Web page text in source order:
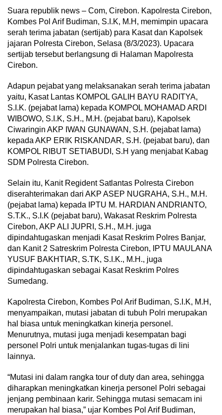
Suara republik news – Com, Cirebon. Kapolresta Cirebon,
Kombes Pol Arif Budiman, S.I.K, M.H, memimpin upacara
serah terima jabatan (sertijab) para Kasat dan Kapolsek
jajaran Polresta Cirebon, Selasa (8/3/2023). Upacara
sertijab tersebut berlangsung di Halaman Mapolresta
Cirebon.
Adapun pejabat yang melaksanakan serah terima jabatan
yaitu, Kasat Lantas KOMPOL GALIH BAYU RADITYA,
S.I.K. (pejabat lama) kepada KOMPOL MOHAMAD ARDI
WIBOWO, S.I.K, S.H., M.H. (pejabat baru), Kapolsek
Ciwaringin AKP IWAN GUNAWAN, S.H. (pejabat lama)
kepada AKP ERIK RISKANDAR, S.H. (pejabat baru), dan
KOMPOL RIBUT SETIABUDI, S.H yang menjabat Kabag
SDM Polresta Cirebon.
Selain itu, Kanit Regident Satlantas Polresta Cirebon
diserahterimakan dari AKP ASEP NUGRAHA, S.H., M.H.
(pejabat lama) kepada IPTU M. HARDIAN ANDRIANTO,
S.T.K., S.I.K (pejabat baru), Wakasat Reskrim Polresta
Cirebon, AKP ALI JUPRI, S.H., M.H. juga
dipindahtugaskan menjadi Kasat Reskrim Polres Banjar,
dan Kanit 2 Satreskrim Polresta Cirebon, IPTU MAULANA
YUSUF BAKHTIAR, S.TK, S.I.K., M.H., juga
dipindahtugaskan sebagai Kasat Reskrim Polres
Sumedang.
Kapolresta Cirebon, Kombes Pol Arif Budiman, S.I.K, M.H,
menyampaikan, mutasi jabatan di tubuh Polri merupakan
hal biasa untuk meningkatkan kinerja personel.
Menurutnya, mutasi juga menjadi kesempatan bagi
personel Polri untuk menjalankan tugas-tugas di lini
lainnya.
“Mutasi ini dalam rangka tour of duty dan area, sehingga
diharapkan meningkatkan kinerja personel Polri sebagai
jenjang pembinaan karir. Sehingga mutasi semacam ini
merupakan hal biasa,” ujar Kombes Pol Arif Budiman,